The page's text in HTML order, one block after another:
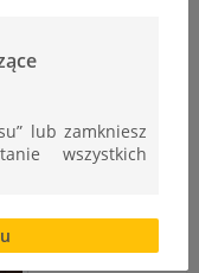
lub zamkniesz
wszystkich
plików
utrudnić lub